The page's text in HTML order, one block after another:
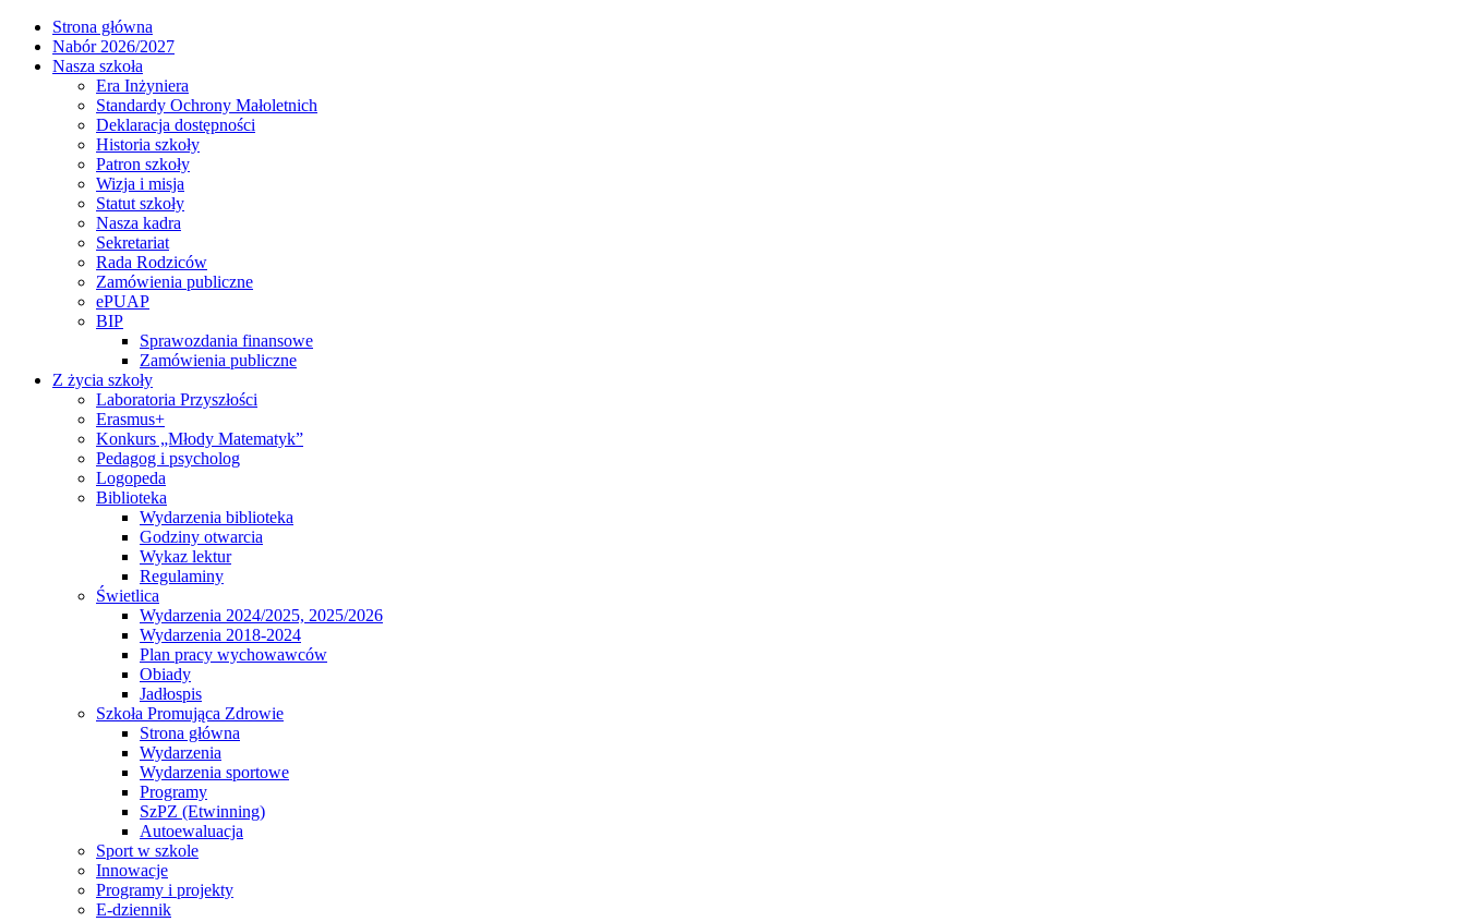
Strona główna
Nabór 2026/2027
Nasza szkoła
Era Inżyniera
Standardy Ochrony Małoletnich
Deklaracja dostępności
Historia szkoły
Patron szkoły
Wizja i misja
Statut szkoły
Nasza kadra
Sekretariat
Rada Rodziców
Zamówienia publiczne
ePUAP
BIP
Sprawozdania finansowe
Zamówienia publiczne
Z życia szkoły
Laboratoria Przyszłości
Erasmus+
Konkurs „Młody Matematyk”
Pedagog i psycholog
Logopeda
Biblioteka
Wydarzenia biblioteka
Godziny otwarcia
Wykaz lektur
Regulaminy
Świetlica
Wydarzenia 2024/2025, 2025/2026
Wydarzenia 2018-2024
Plan pracy wychowawców
Obiady
Jadłospis
Szkoła Promująca Zdrowie
Strona główna
Wydarzenia
Wydarzenia sportowe
Programy
SzPZ (Etwinning)
Autoewaluacja
Sport w szkole
Innowacje
Programy i projekty
E-dziennik